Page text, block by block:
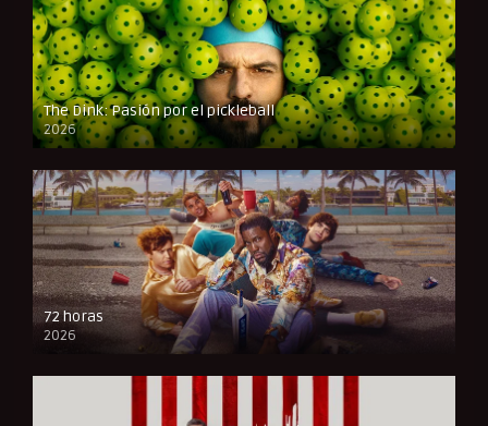
The Dink: Pasión por el pickleball
2026
FULL HD
72 horas
2026
FULL HD